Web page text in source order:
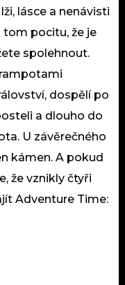
lásce a nenávisti
pocitu, že je
spolehnout.
dospělí po
a dlouho do
U závěrečného
kámen. A pokud
že vznikly čtyři
Adventure Time: